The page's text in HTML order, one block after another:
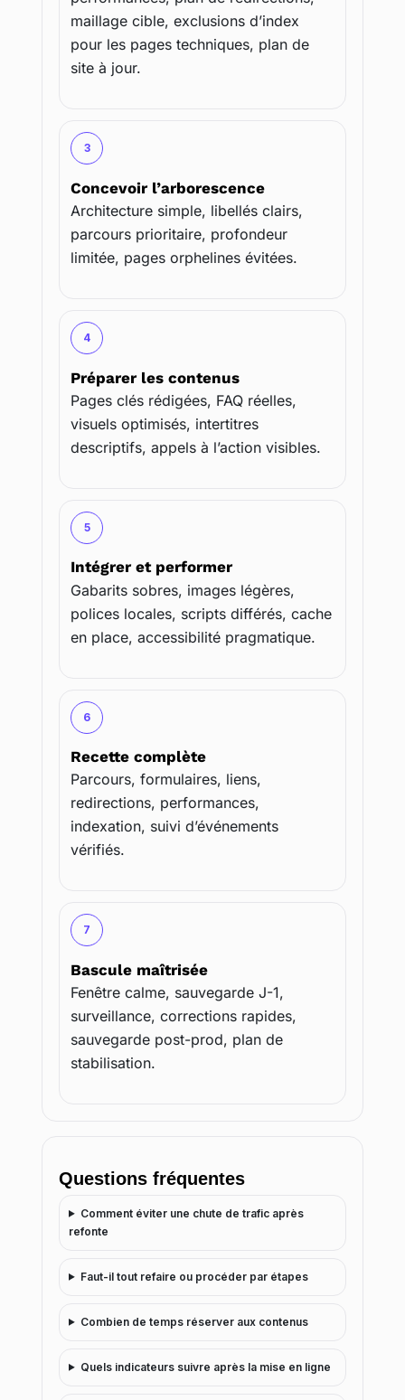
maillage cible, exclusions d’index
pour les pages techniques, plan de
site à jour.
3
Concevoir l’arborescence
Architecture simple, libellés clairs,
parcours prioritaire, profondeur
limitée, pages orphelines évitées.
4
Préparer les contenus
Pages clés rédigées, FAQ réelles,
visuels optimisés, intertitres
descriptifs, appels à l’action visibles.
5
Intégrer et performer
Gabarits sobres, images légères,
polices locales, scripts différés, cache
en place, accessibilité pragmatique.
6
Recette complète
Parcours, formulaires, liens,
redirections, performances,
indexation, suivi d’événements
vérifiés.
7
Bascule maîtrisée
Fenêtre calme, sauvegarde J-1,
surveillance, corrections rapides,
sauvegarde post-prod, plan de
stabilisation.
Questions fréquentes
Comment éviter une chute de trafic après
refonte
Faut-il tout refaire ou procéder par étapes
Combien de temps réserver aux contenus
Quels indicateurs suivre après la mise en ligne